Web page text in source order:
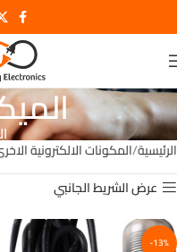
الرئيسية المكونات الالكترونية
عرض الشريط الجانبي
-13%